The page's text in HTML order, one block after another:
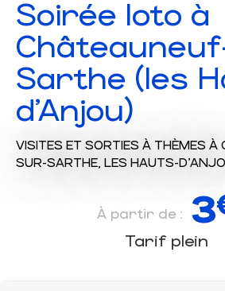
Soirée loto à
Sarthe (les
d'Anjou)
VISITES ET SORTIES À THÈMES À
SUR-SARTHE, LES HAUTS-
À partir de : 3
Tarif plein